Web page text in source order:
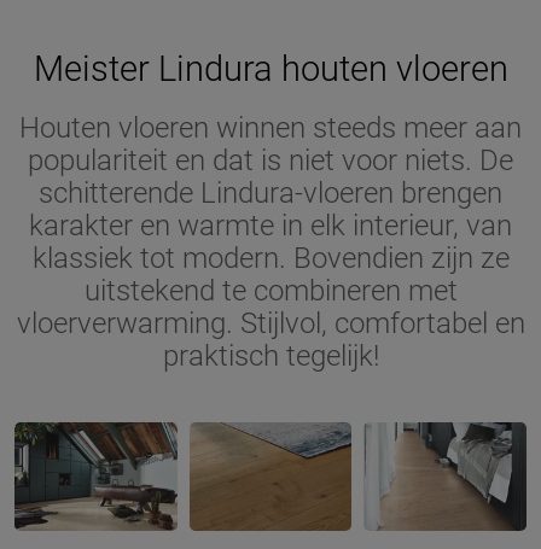
Meister Lindura houten vloeren
Houten vloeren winnen steeds meer aan
populariteit en dat is niet voor niets. De
schitterende Lindura-vloeren brengen
karakter en warmte in elk interieur, van
klassiek tot modern. Bovendien zijn ze
uitstekend te combineren met
vloerverwarming. Stijlvol, comfortabel en
praktisch tegelijk!